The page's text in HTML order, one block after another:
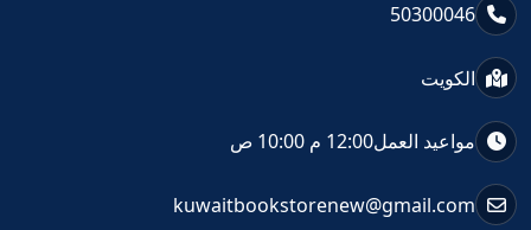
50300046
الكويت
مواعيد العمل12:00 م 10:00 ص
kuwaitbookstorenew@gmail.com